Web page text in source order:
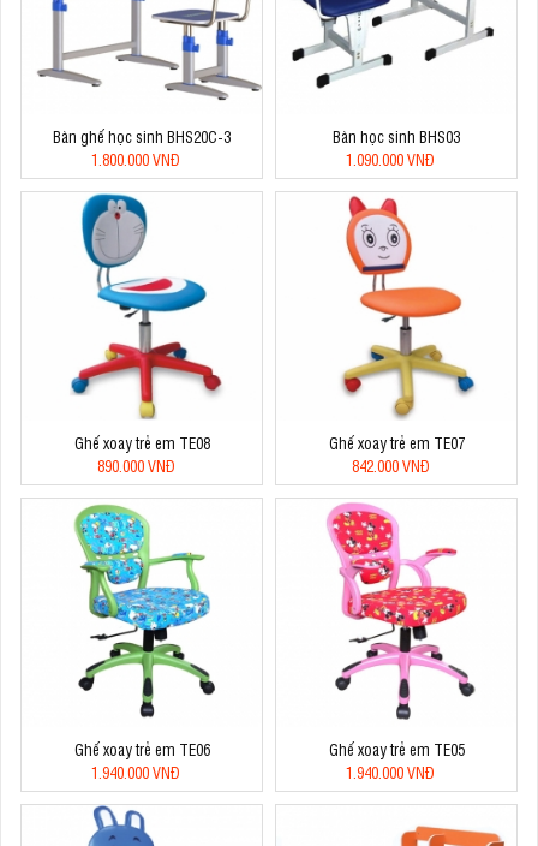
Bàn ghế học sinh BHS20C-3
1.800.000 VNĐ
Bàn học sinh BHS03
1.090.000 VNĐ
Ghế xoay trẻ em TE08
890.000 VNĐ
Ghế xoay trẻ em TE07
842.000 VNĐ
Ghế xoay trẻ em TE06
1.940.000 VNĐ
Ghế xoay trẻ em TE05
1.940.000 VNĐ